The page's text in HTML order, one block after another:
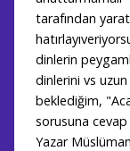
tarafından
dinlerin
dinlerini vs uzun
beklediğim,
sorusuna cevap
Yazar